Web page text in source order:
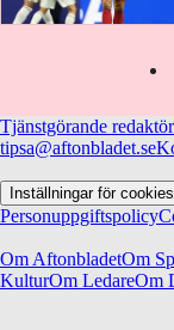
Tjänstgörande
tipsa@aftonbladet.se
Inställningar för cookies
Personuppgiftspolicy
Om AftonbladetOm
KulturOm LedareOm